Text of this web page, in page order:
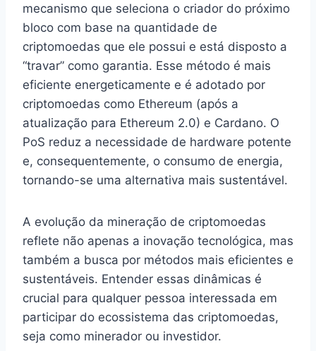
mecanismo que seleciona o criador do próximo
bloco com base na quantidade de
criptomoedas que ele possui e está disposto a
“travar” como garantia. Esse método é mais
eficiente energeticamente e é adotado por
criptomoedas como Ethereum (após a
atualização para Ethereum 2.0) e Cardano. O
PoS reduz a necessidade de hardware potente
e, consequentemente, o consumo de energia,
tornando-se uma alternativa mais sustentável.
A evolução da mineração de criptomoedas
reflete não apenas a inovação tecnológica, mas
também a busca por métodos mais eficientes e
sustentáveis. Entender essas dinâmicas é
crucial para qualquer pessoa interessada em
participar do ecossistema das criptomoedas,
seja como minerador ou investidor.